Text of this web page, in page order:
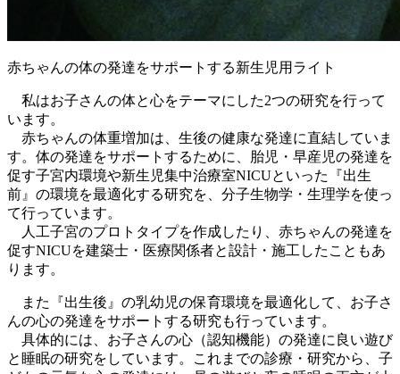
赤ちゃんの体の発達をサポートする新生児用ライト
私はお子さんの体と心をテーマにした2つの研究を行って
います。
赤ちゃんの体重増加は、生後の健康な発達に直結していま
す。体の発達をサポートするために、胎児・早産児の発達を
促す子宮内環境や新生児集中治療室NICUといった
『出生
前』の環境を最適化する研究を、分子生物学・生理学を使っ
て行っています。
人工子宮のプロトタイプを作成したり、赤ちゃんの発達を
促すNICUを建築士・医療関係者と設計・施工したこともあ
ります。
また『出生後』の乳幼児の保育環境を最適化して、お子さ
んの心の発達をサポートする研究も行っています。
具体的には、お子さんの心（認知機能）の発達に良い遊び
と睡眠の研究をしています。これまでの診療・研究から、子